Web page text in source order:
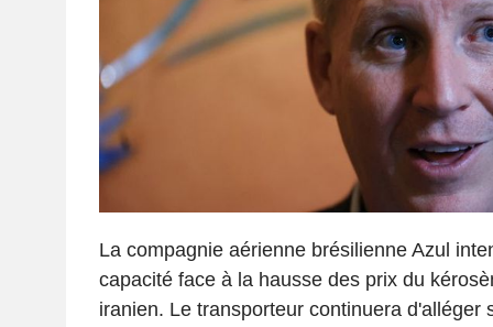
La compagnie aérienne brésilienne Azul
capacité face à la hausse des prix du
iranien. Le transporteur continuera d'alléger